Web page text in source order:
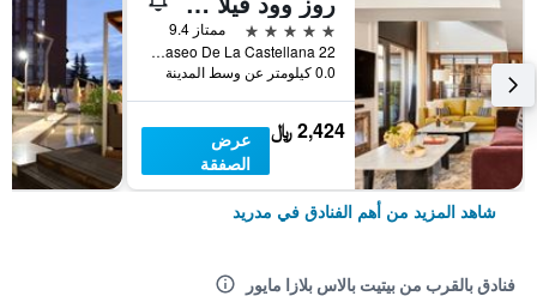
5 نجوم
ممتاز 9.4
Paseo De La Castellana 22, مدريد, أسبانيا
0.0 كيلومتر عن وسط المدينة
2,424 ﷼
عرض
الصفقة
شاهد المزيد من أهم الفنادق في مدريد
فنادق بالقرب من بيتيت بالاس بلازا مايور